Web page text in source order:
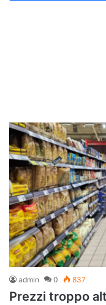
admin 0 837
Prezzi troppo